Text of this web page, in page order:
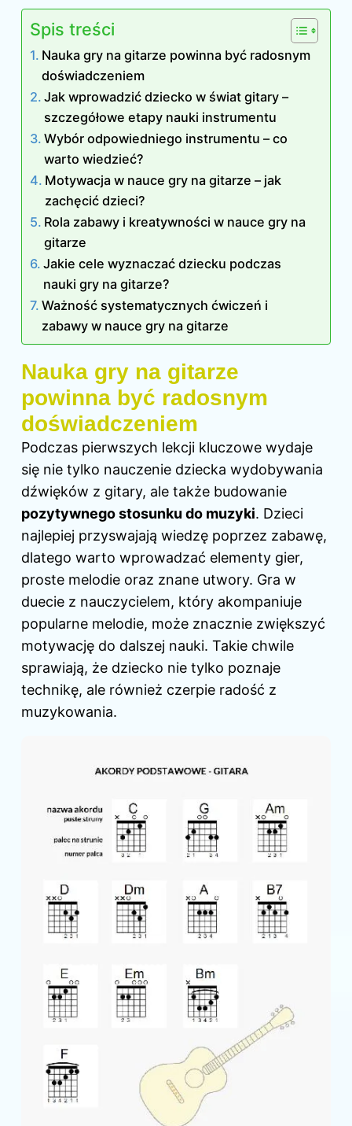
Spis treści
Nauka gry na gitarze powinna być radosnym
doświadczeniem
Jak wprowadzić dziecko w świat gitary –
szczegółowe etapy nauki instrumentu
Wybór odpowiedniego instrumentu – co
warto wiedzieć?
Motywacja w nauce gry na gitarze – jak
zachęcić dzieci?
Rola zabawy i kreatywności w nauce gry na
gitarze
Jakie cele wyznaczać dziecku podczas
nauki gry na gitarze?
Ważność systematycznych ćwiczeń i
zabawy w nauce gry na gitarze
Nauka gry na gitarze
powinna być radosnym
doświadczeniem
Podczas pierwszych lekcji kluczowe wydaje
się nie tylko nauczenie dziecka wydobywania
dźwięków z gitary, ale także budowanie
pozytywnego stosunku do muzyki. Dzieci
najlepiej przyswajają wiedzę poprzez zabawę,
dlatego warto wprowadzać elementy gier,
proste melodie oraz znane utwory. Gra w
duecie z nauczycielem, który akompaniuje
popularne melodie, może znacznie zwiększyć
motywację do dalszej nauki. Takie chwile
sprawiają, że dziecko nie tylko poznaje
technikę, ale również czerpie radość z
muzykowania.